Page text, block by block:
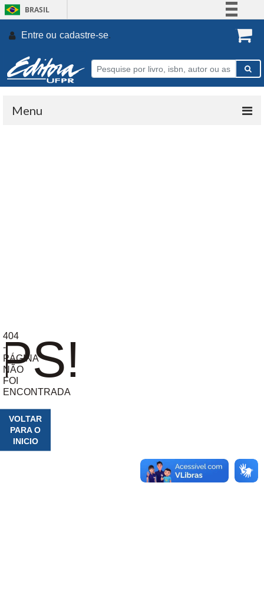
BRASIL
Participe
Entre ou cadastre-se.
Menu
404
-
PÁGINA
NÃO
FOI
ENCONTRADA
VOLTAR
PARA O
INICIO